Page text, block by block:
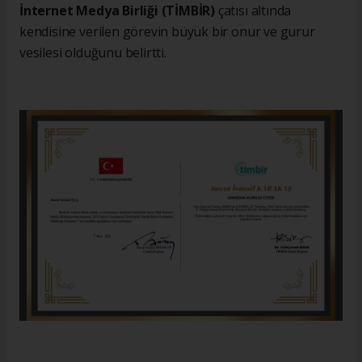
İnternet Medya Birliği (TİMBİR) çatısı altında
kendisine verilen görevin büyük bir onur ve gurur
vesilesi olduğunu belirtti.